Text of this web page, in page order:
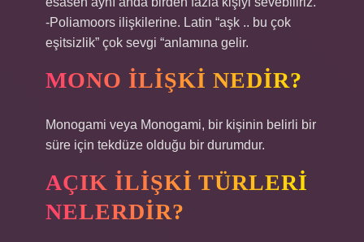
-Poliamoors ilişkilerine. Latin “aşk .. bu çok
eşitsizlik” çok sevgi “anlamına gelir.
MONO ILIŞKI NEDIR?
Monogami veya Monogami, bir kişinin belirli bir
süre için tekdüze olduğu bir durumdur.
AÇIK ILIŞKI TÜRLERI
NELERDIR?